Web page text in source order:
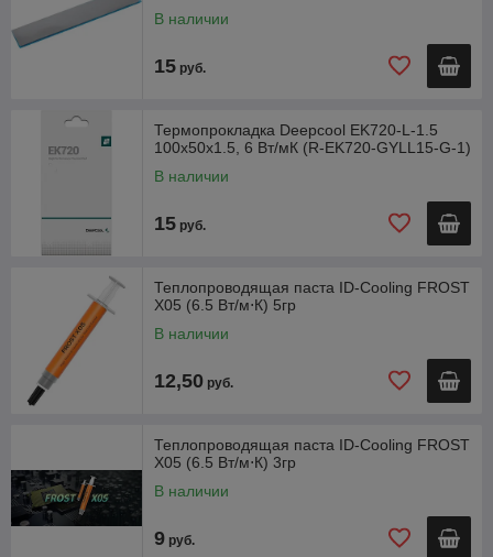
В наличии
15 руб.
Термопрокладка Deepcool EK720-L-1.5
100x50x1.5, 6 Вт/мК (R-EK720-GYLL15-G-1)
В наличии
15 руб.
Теплопроводящая паста ID-Cooling FROST
X05 (6.5 Вт/м⋅К) 5гр
В наличии
12,50 руб.
Теплопроводящая паста ID-Cooling FROST
X05 (6.5 Вт/м⋅К) 3гр
В наличии
9 руб.